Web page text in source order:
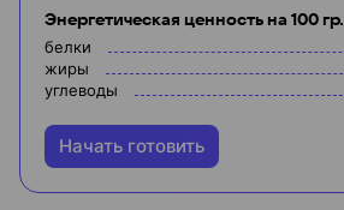
Энергетическая ценность на 100 гр.
белки
жиры
углеводы
Начать готовить